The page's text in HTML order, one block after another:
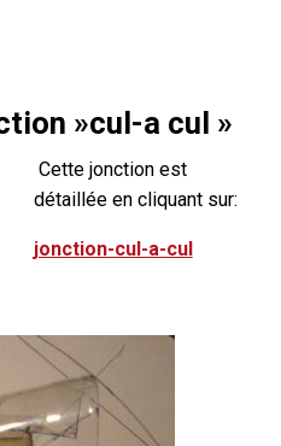
»cul-a cul »
Cette jonction est
détaillée en cliquant sur:
jonction-cul-a-cul